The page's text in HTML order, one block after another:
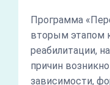
Программа
вторым этапом
реабилитации,
причин
зависимости,